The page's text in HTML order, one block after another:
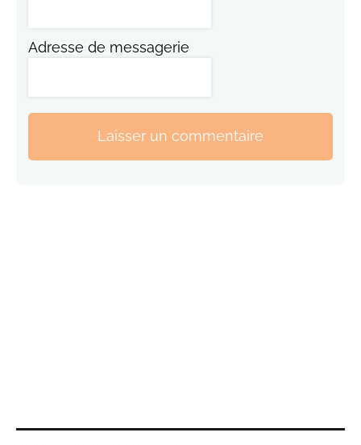
Adresse de messagerie
Laisser un commentaire